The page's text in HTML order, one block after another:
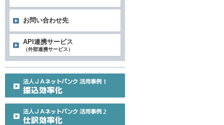
お問い合わせ先
API連携サービス
（外部連携サービス）